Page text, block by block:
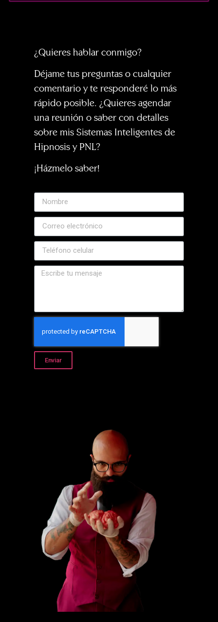
¿Quieres hablar conmigo?
Déjame tus preguntas o cualquier
comentario y te responderé lo más
rápido posible. ¿Quieres agendar
una reunión o saber con detalles
sobre mis Sistemas Inteligentes de
Hipnosis y PNL?
¡Házmelo saber!
Enviar